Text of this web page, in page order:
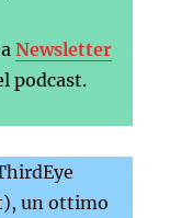
Newsletter
podcast.
), un ottimo